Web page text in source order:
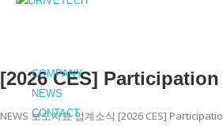
COMPANY
NEWS
CONTACT
[2026 CES]
NEWS 보도자료 업계소식 [2026 CES]